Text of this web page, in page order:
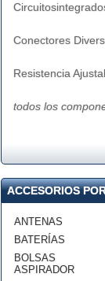
Conectores
Resistencia
todos los
ACCESORIOS
ANTENAS
BATERÍAS
BOLSAS
ASPIRADOR